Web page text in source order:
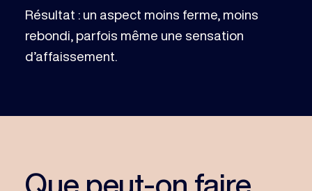
Résultat : un aspect moins ferme, moins
rebondi, parfois même une sensation
d’affaissement.
Que peut-on faire